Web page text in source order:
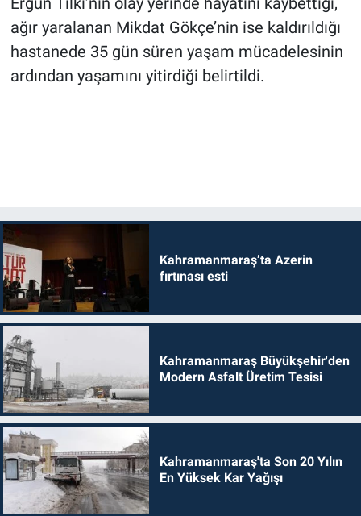
ağır yaralanan Mikdat Gökçe’nin ise kaldırıldığı
hastanede 35 gün süren yaşam mücadelesinin
ardından yaşamını yitirdiği belirtildi.
Kahramanmaraş’ta Azerin
fırtınası esti
Kahramanmaraş Büyükşehir'den
Modern Asfalt Üretim Tesisi
Kahramanmaraş'ta Son 20 Yılın
En Yüksek Kar Yağışı